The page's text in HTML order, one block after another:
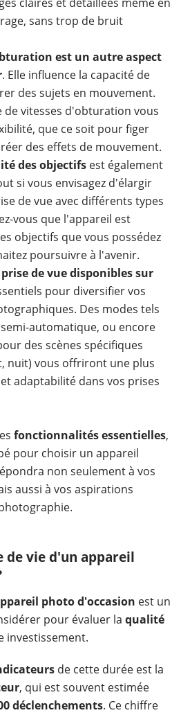
sans trop de bruit
est un autre aspect
. Elle influence la capacité de
des sujets en mouvement.
de vitesses d'obturation vous
que ce soit pour figer
des effets de mouvement.
des objectifs est également
si vous envisagez d'élargir
de vue avec différents types
vous que l'appareil est
objectifs que vous possédez
poursuivre à l'avenir.
prise de vue disponibles sur
pour diversifier vos
Des modes tels
automatique, ou encore
des scènes spécifiques
nuit) vous offriront une plus
adaptabilité dans vos prises
fonctionnalités essentielles,
pour choisir un appareil
non seulement à vos
aussi à vos aspirations
de vie d'un appareil
photo d'occasion est un
pour évaluer la qualité
investissement.
de cette durée est la
, qui est souvent estimée
déclenchements. Ce chiffre